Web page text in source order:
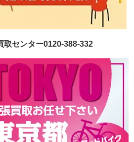
取センター0120-388-332